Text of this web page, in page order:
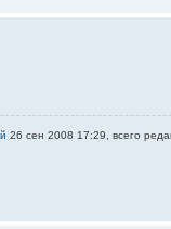
26 сен 2008 17:29, всего